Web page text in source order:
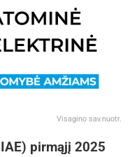
Visagino sav.nuotr.
pirmąjį 2025